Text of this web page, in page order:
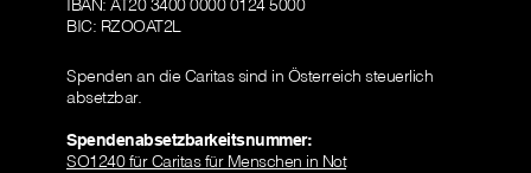
IBAN: AT20 3400 0000 0124 5000
BIC: RZOOAT2L
Spenden an die Caritas sind in Österreich steuerlich
absetzbar.
Spendenabsetzbarkeitsnummer:
SO1240 für Caritas für Menschen in Not